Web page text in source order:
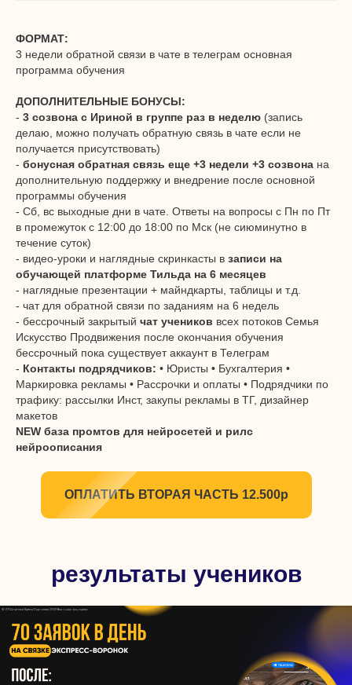
ФОРМАТ:
3 недели обратной связи в чате в телеграм основная
программа обучения
ДОПОЛНИТЕЛЬНЫЕ БОНУСЫ:
- 3 созвона с Ириной в группе раз в неделю (запись
делаю, можно получать обратную связь в чате если не
получается присутствовать)
- бонусная обратная связь еще +3 недели +3 созвона на
дополнительную поддержку и внедрение после основной
программы обучения
- Сб, вс выходные дни в чате. Ответы на вопросы с Пн по Пт
в промежуток с 12:00 до 18:00 по Мск (не сиюминутно в
течение суток)
- видео-уроки и наглядные скринкасты в записи на
обучающей платформе Тильда на 6 месяцев
- наглядные презентации + майндкарты, таблицы и т.д.
- чат для обратной связи по заданиям на 6 недель
- бессрочный закрытый чат учеников всех потоков Семья
Искусство Продвижения после окончания обучения
бессрочный пока существует аккаунт в Телеграм
- Контакты подрядчиков: • Юристы • Бухгалтерия •
Маркировка рекламы • Рассрочки и оплаты • Подрядчики по
трафику: рассылки Инст, закупы рекламы в ТГ, дизайнер
макетов
NEW база промтов для нейросетей и рилс
нейроописания
ОПЛАТИТЬ ВТОРАЯ ЧАСТЬ 12.500р
результаты учеников